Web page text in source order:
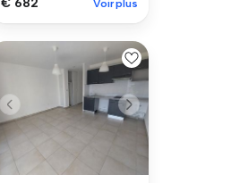
€ 682 Voir plus